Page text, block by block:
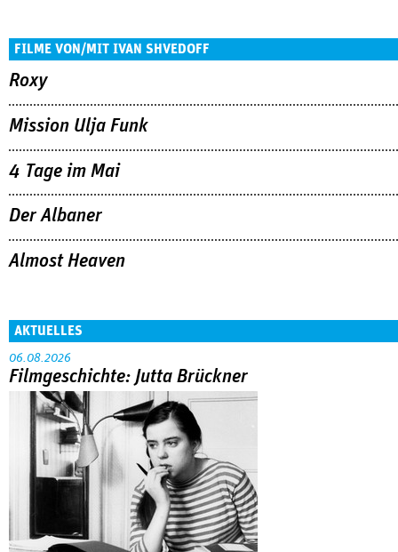
FILME VON/MIT IVAN SHVEDOFF
Roxy
Mission Ulja Funk
4 Tage im Mai
Der Albaner
Almost Heaven
AKTUELLES
06.08.2026
Filmgeschichte: Jutta Brückner